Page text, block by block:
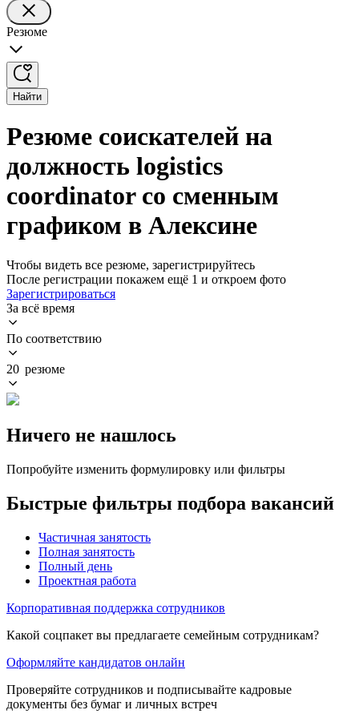
Резюме
Найти
Резюме соискателей на
должность logistics
coordinator со сменным
графиком в Алексине
Чтобы видеть все резюме, зарегистрируйтесь
После регистрации покажем ещё 1 и откроем фото
Зарегистрироваться
За всё время
По соответствию
20 резюме
Ничего не нашлось
Попробуйте изменить формулировку или фильтры
Быстрые фильтры подбора вакансий
Частичная занятость
Полная занятость
Полный день
Проектная работа
Корпоративная поддержка сотрудников
Какой соцпакет вы предлагаете семейным сотрудникам?
Оформляйте кандидатов онлайн
Проверяйте сотрудников и подписывайте кадровые
документы без бумаг и личных встреч